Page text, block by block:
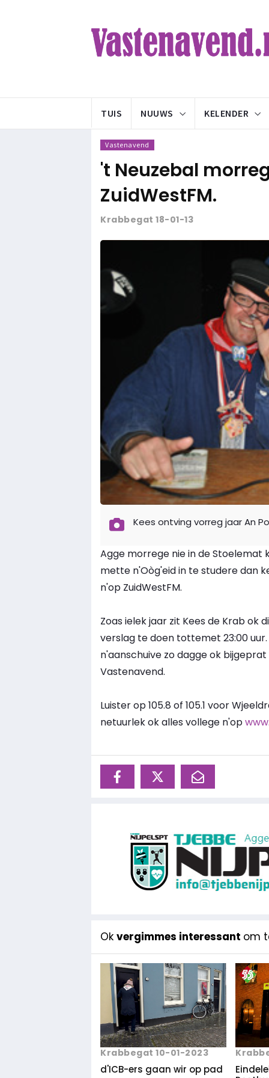
TUIS NUUWS KELENDER
Vastenavend
't Neuzebal
ZuidWestFM.
Krabbegat 18-01-13
Kees ontving vorreg jaar An
Agge morrege nie in de Stoelemat
mette n'Oòg'eid in te studere dan
n'op ZuidWestFM.
Zoas ielek jaar zit Kees de Krab ok
verslag te doen tottemet 23:00
n'aanschuive zo dagge ok
Vastenavend.
Luister op 105.8 of 105.1 voor
netuurlek ok alles vollege n'op
Ok vergimmes interessant om
Krabbegat 10-01-2023
d'ICB-ers gaan wir op pad